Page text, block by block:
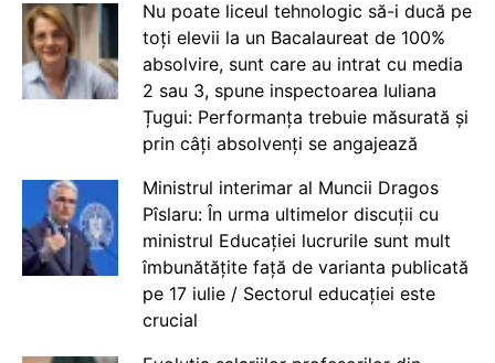
Nu poate liceul tehnologic să-i ducă pe
toți elevii la un Bacalaureat de 100%
absolvire, sunt care au intrat cu media
2 sau 3, spune inspectoarea Iuliana
Țugui: Performanța trebuie măsurată și
prin câți absolvenți se angajează
Ministrul interimar al Muncii Dragos
Pîslaru: În urma ultimelor discuții cu
ministrul Educației lucrurile sunt mult
îmbunătățite față de varianta publicată
pe 17 iulie / Sectorul educației este
crucial